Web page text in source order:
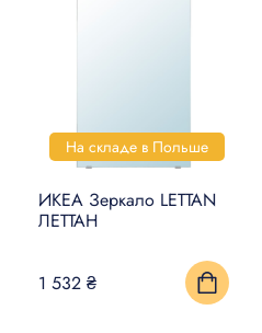
На складе в Польше
ИКЕА Зеркало LETTAN
ЛЕТТАН
1 532 ₴